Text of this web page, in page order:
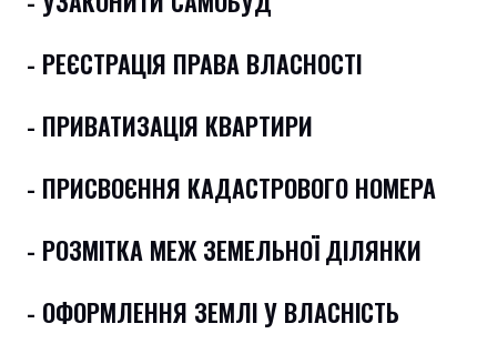
- РЕЄСТРАЦІЯ ПРАВА ВЛАСНОСТІ
- ПРИВАТИЗАЦІЯ КВАРТИРИ
- ПРИСВОЄННЯ КАДАСТРОВОГО НОМЕРА
- РОЗМІТКА МЕЖ ЗЕМЕЛЬНОЇ ДІЛЯНКИ
- ОФОРМЛЕННЯ ЗЕМЛІ У ВЛАСНІСТЬ